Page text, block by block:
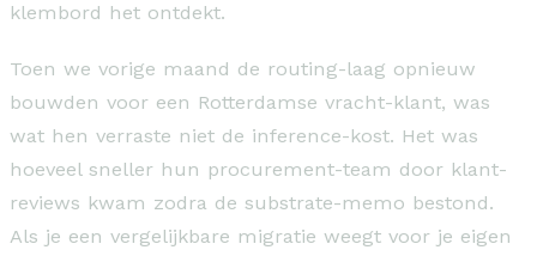
klembord het ontdekt.
Toen we vorige maand de routing-laag opnieuw
bouwden voor een Rotterdamse vracht-klant, was
wat hen verraste niet de inference-kost. Het was
hoeveel sneller hun procurement-team door klant-
reviews kwam zodra de substrate-memo bestond.
Als je een vergelijkbare migratie weegt voor je eigen